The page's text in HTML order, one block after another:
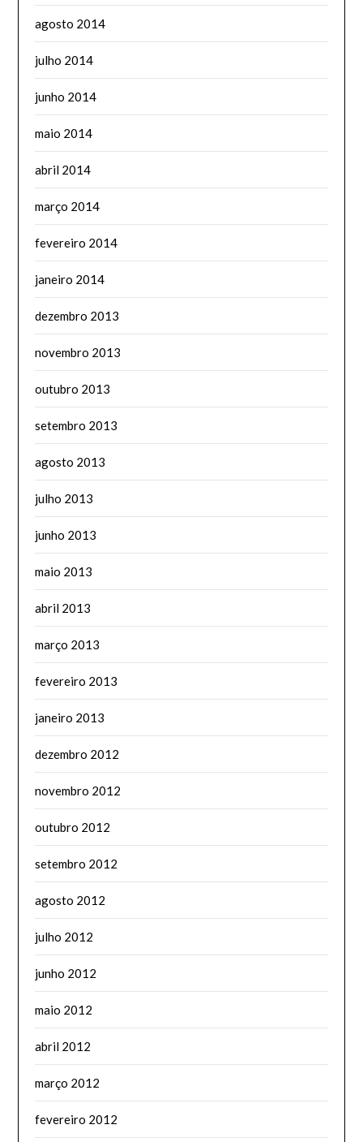
agosto 2014
julho 2014
junho 2014
maio 2014
abril 2014
março 2014
fevereiro 2014
janeiro 2014
dezembro 2013
novembro 2013
outubro 2013
setembro 2013
agosto 2013
julho 2013
junho 2013
maio 2013
abril 2013
março 2013
fevereiro 2013
janeiro 2013
dezembro 2012
novembro 2012
outubro 2012
setembro 2012
agosto 2012
julho 2012
junho 2012
maio 2012
abril 2012
março 2012
fevereiro 2012